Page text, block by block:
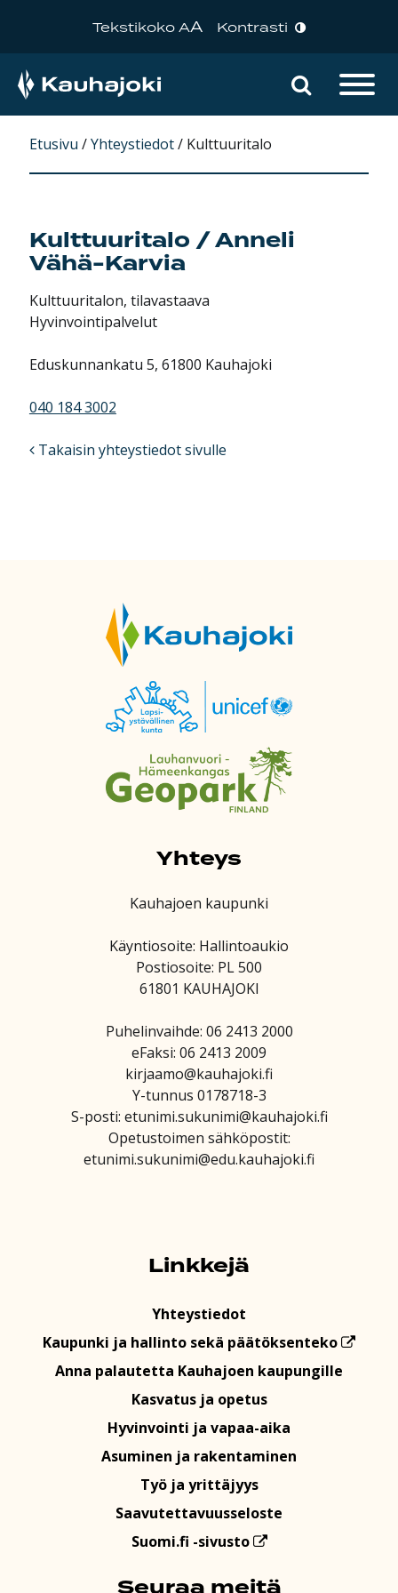
Tekstikoko AA Kontrasti
Päävalikko Hae
Etusivu /Yhteystiedot/ Kulttuuritalo
Kulttuuritalo / Anneli
Vähä-Karvia
Kulttuuritalon, tilavastaava
Hyvinvointipalvelut
Eduskunnankatu 5, 61800 Kauhajoki
040 184 3002
Takaisin yhteystiedot sivulle
Yhteys
Kauhajoen kaupunki
Käyntiosoite: Hallintoaukio
Postiosoite: PL 500
61801 KAUHAJOKI
Puhelinvaihde: 06 2413 2000
eFaksi: 06 2413 2009
kirjaamo@kauhajoki.fi
Y-tunnus 0178718-3
S-posti: etunimi.sukunimi@kauhajoki.fi
Opetustoimen sähköpostit:
etunimi.sukunimi@edu.kauhajoki.fi
Linkkejä
Yhteystiedot
Kaupunki ja hallinto sekä päätöksenteko
Anna palautetta Kauhajoen kaupungille
Kasvatus ja opetus
Hyvinvointi ja vapaa-aika
Asuminen ja rakentaminen
Työ ja yrittäjyys
Saavutettavuusseloste
Suomi.fi -sivusto